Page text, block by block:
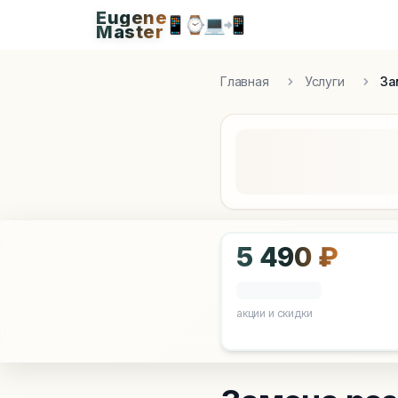
Apple Diagnostics & Engineering Authority
Eugene
Master📱 ⌚💻📲
Главная Услуги
5 490 ₽
акции и скидки